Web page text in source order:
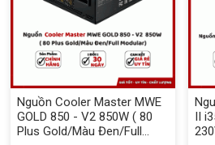
Nguồn Cooler Master MWE
GOLD 850 - V2 850W ( 80
Plus Gold/Màu Đen/Full
II